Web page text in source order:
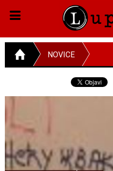
NOVICE